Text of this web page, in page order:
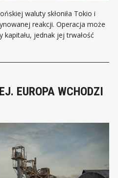
reakcji. Operacja może
kapitału, jednak jej trwałość
poziomach niewidzianych
EUROPA WCHODZI